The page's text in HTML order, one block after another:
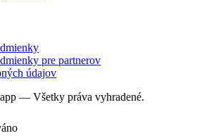
pre partnerov
údajov
— Všetky práva vyhradené.